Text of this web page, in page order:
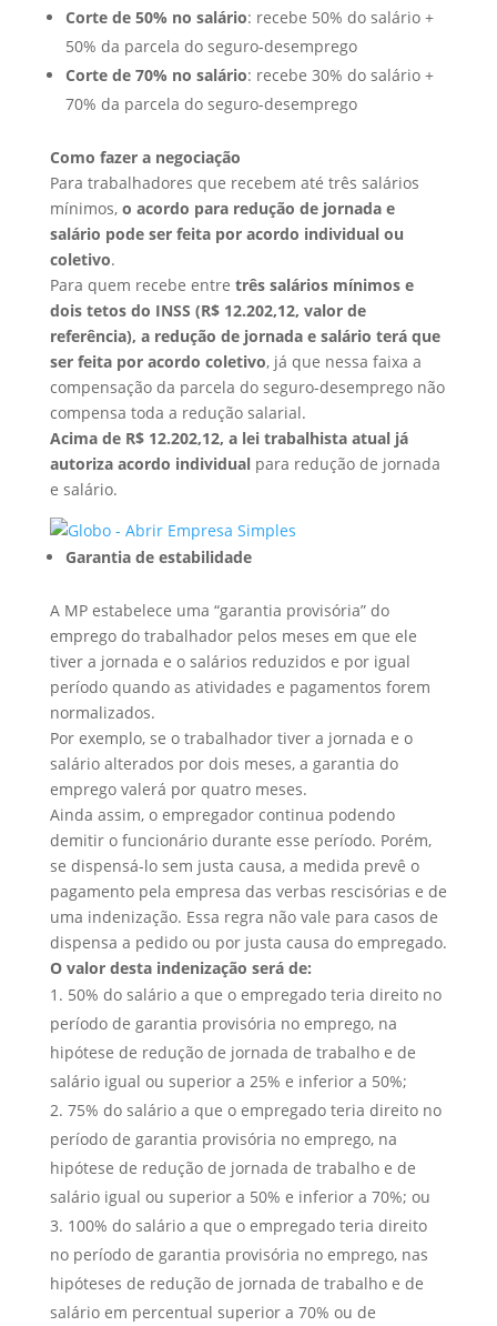
Corte de 50% no salário: recebe 50% do salário +
50% da parcela do seguro-desemprego
Corte de 70% no salário: recebe 30% do salário +
70% da parcela do seguro-desemprego
Como fazer a negociação
Para trabalhadores que recebem até três salários
mínimos, o acordo para redução de jornada e
salário pode ser feita por acordo individual ou
coletivo.
Para quem recebe entre três salários mínimos e
dois tetos do INSS (R$ 12.202,12, valor de
referência), a redução de jornada e salário terá que
ser feita por acordo coletivo, já que nessa faixa a
compensação da parcela do seguro-desemprego não
compensa toda a redução salarial.
Acima de R$ 12.202,12, a lei trabalhista atual já
autoriza acordo individualpara redução de jornada
e salário.
Garantia de estabilidade
A MP estabelece uma “garantia provisória” do
emprego do trabalhador pelos meses em que ele
tiver a jornada e o salários reduzidos e por igual
período quando as atividades e pagamentos forem
normalizados.
Por exemplo, se o trabalhador tiver a jornada e o
salário alterados por dois meses, a garantia do
emprego valerá por quatro meses.
Ainda assim, o empregador continua podendo
demitir o funcionário durante esse período. Porém,
se dispensá-lo sem justa causa, a medida prevê o
pagamento pela empresa das verbas rescisórias e de
uma indenização. Essa regra não vale para casos de
dispensa a pedido ou por justa causa do empregado.
O valor desta indenização será de:
50% do salário a que o empregado teria direito no
período de garantia provisória no emprego, na
hipótese de redução de jornada de trabalho e de
salário igual ou superior a 25% e inferior a 50%;
75% do salário a que o empregado teria direito no
período de garantia provisória no emprego, na
hipótese de redução de jornada de trabalho e de
salário igual ou superior a 50% e inferior a 70%; ou
100% do salário a que o empregado teria direito
no período de garantia provisória no emprego, nas
hipóteses de redução de jornada de trabalho e de
salário em percentual superior a 70% ou de